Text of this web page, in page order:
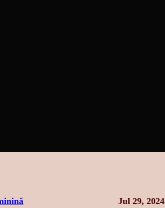
Jul 29, 2024